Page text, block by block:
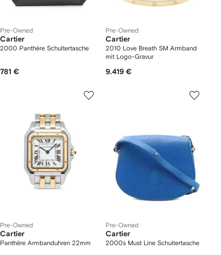
Pre-Owned
Cartier
2000 Panthère Schultertasche
781 €
Pre-Owned
Cartier
2010 Love Breath SM Armband
mit Logo-Gravur
9.419 €
Pre-Owned
Cartier
Panthère Armbanduhren 22mm
Pre-Owned
Cartier
2000s Must Line Schultertasche